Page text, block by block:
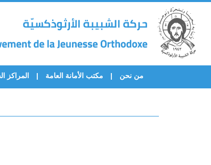
من نحن مكتب الأمانة العامة المراكز